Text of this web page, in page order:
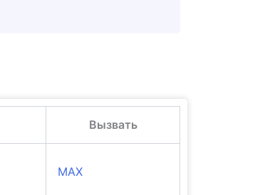
Вызвать
MAX